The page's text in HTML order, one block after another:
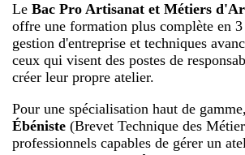
Le Bac Pro Artisanat et Métiers
offre une formation plus complète en
gestion d'entreprise et techniques
ceux qui visent des postes de
créer leur propre atelier.
Pour une spécialisation haut de
Ébéniste (Brevet Technique des
professionnels capables de gérer un